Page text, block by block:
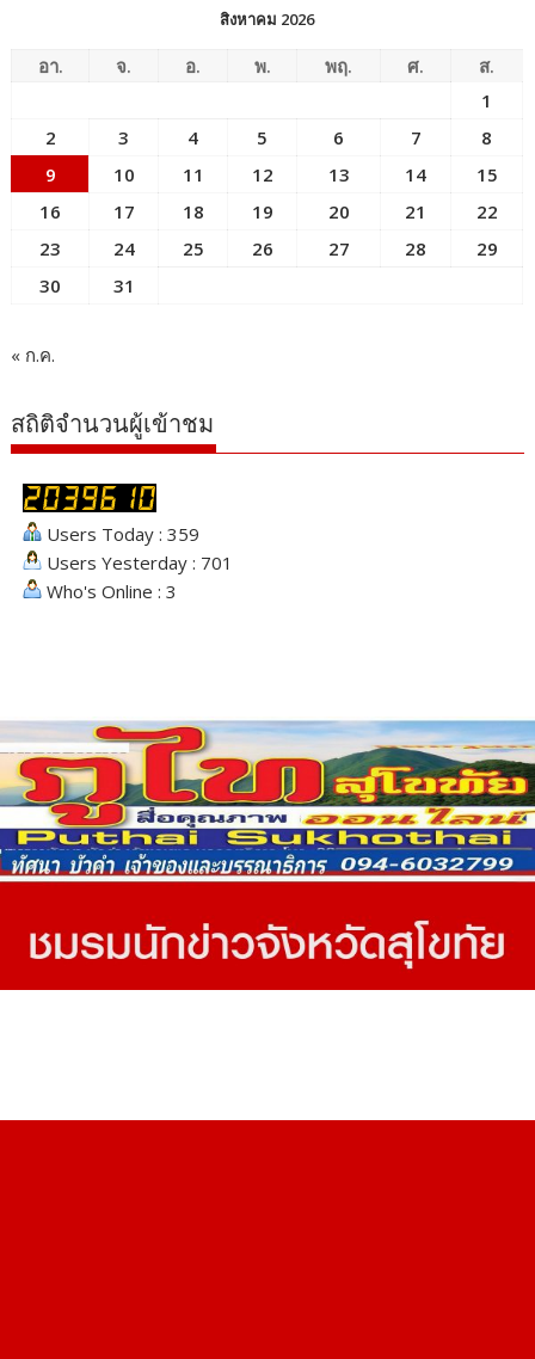
สิงหาคม 2026
อา. จ. อ. พ. พฤ. ศ.
ส.
1
2
3 4 5 6 7
8
9
10 11 12 13 14
15
16
17 18 19 20 21
22
23
24 25 26 27 28
29
30
31
« ก.ค.
สถิติจำนวนผู้เข้าชม
Users Today : 359
Users Yesterday : 701
Who's Online : 3